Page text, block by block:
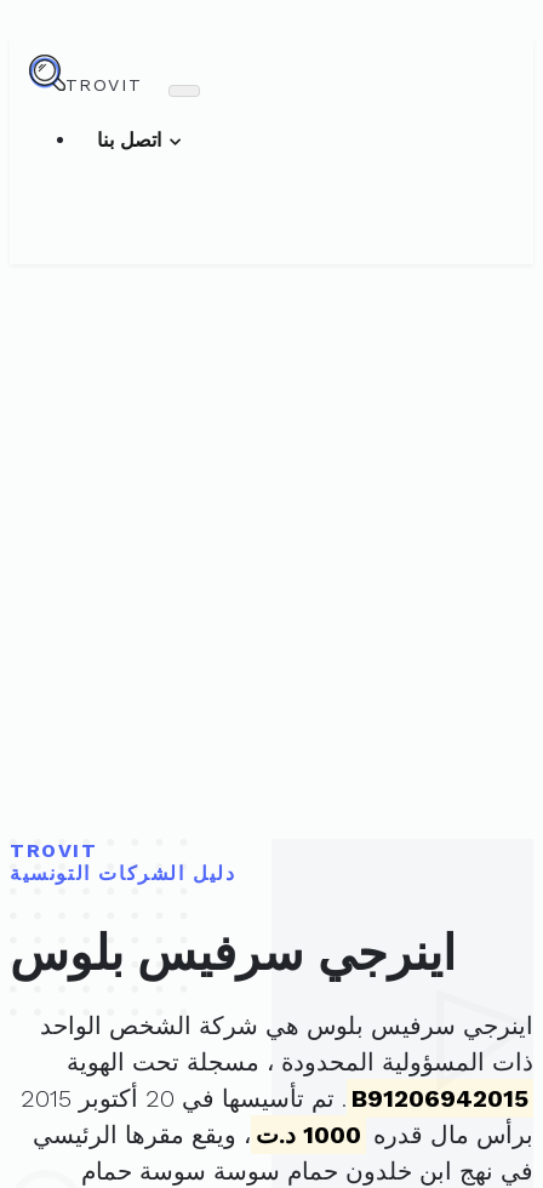
TROVIT
TROVIT
دليل الشركات التونسية
اينرجي سرفيس بلوس
اينرجي سرفيس بلوس هي شركة الشخص الواحد
ذات المسؤولية المحدودة ، مسجلة تحت الهوية
B91206942015
. تم تأسيسها في 20 أكتوبر 2015
برأس مال قدره 1000 د.ت
، ويقع مقرها الرئيسي
في نهج ابن خلدون حمام سوسة سوسة حمام